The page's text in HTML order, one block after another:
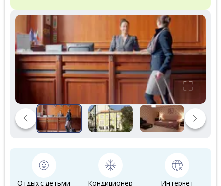
Отдых с детьми Кондиционер Интернет